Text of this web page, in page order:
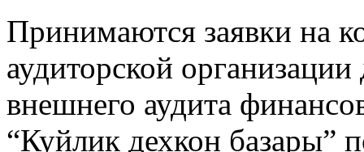
Принимаются заявки на
аудиторской
внешнего аудита
“Куйлик дехкон базары”